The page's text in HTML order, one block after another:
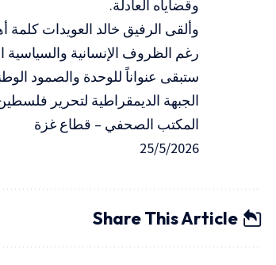
وقضاياه العادلة.
وألقى الرفيق خالد العويدات كلمة
رغم الظروف الإنسانية
ستبقى عنواناً للوحدة والصمود
الجبهة الديمقراطية لتحرير
المكتب الصحفي – قطاع غزة
25/5/2026
Share This Article